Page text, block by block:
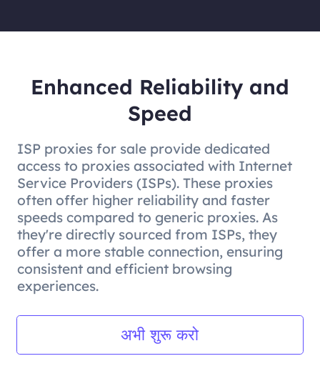
Enhanced Reliability and
Speed
ISP proxies for sale provide dedicated
access to proxies associated with Internet
Service Providers (ISPs). These proxies
often offer higher reliability and faster
speeds compared to generic proxies. As
they're directly sourced from ISPs, they
offer a more stable connection, ensuring
consistent and efficient browsing
experiences.
अभी शुरू करो